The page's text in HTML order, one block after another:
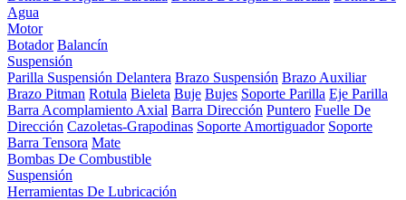
Agua
Motor
Botador Balancín
Suspensión
Parilla Suspensión Delantera Brazo Suspensión Brazo Auxiliar
Brazo Pitman Rotula Bieleta Buje Bujes Soporte Parilla Eje Parilla
Barra Acomplamiento Axial Barra Dirección Puntero Fuelle De
Dirección Cazoletas-Grapodinas Soporte Amortiguador Soporte
Barra Tensora Mate
Bombas De Combustible
Suspensión
Herramientas De Lubricación